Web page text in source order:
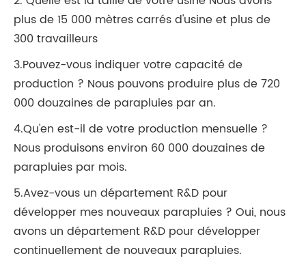
plus de 15 000 mètres carrés d'usine et plus de
300 travailleurs
3.Pouvez-vous indiquer votre capacité de
production ? Nous pouvons produire plus de 720
000 douzaines de parapluies par an.
4.Qu'en est-il de votre production mensuelle ?
Nous produisons environ 60 000 douzaines de
parapluies par mois.
5.Avez-vous un département R&D pour
développer mes nouveaux parapluies ? Oui, nous
avons un département R&D pour développer
continuellement de nouveaux parapluies.